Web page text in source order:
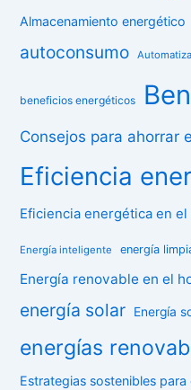
Almacenamiento energético
autoconsumo
beneficios energéticos
Consejos para ahorrar
Eficiencia
Eficiencia energética en el
Energía inteligente energía
Energía renovable en el
energía solar Energía
energías
Estrategias sostenibles para